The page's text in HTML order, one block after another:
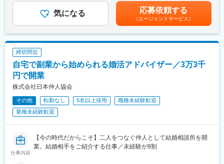
・一顧客一担当制：お客様の想いを「かたち」にするため、新規
接客から当日の進行、装飾のテーマ、料理やサービスまで1人のウ
ェディングプランナーが一貫してプロデュースするのが当社の魅
・ブライダル業界最大手で、自社商品をフルに活用し、お客様の
「未来への一歩」をトータルコーディネートできます。
・社員の意欲や可能性を信じて様々なミッションを任せる企業風
土があり、長期的に様々なキャリアの挑戦が可能です。
変更の範囲：会社の定める業務
【マネージャー】
◆式場の業績管理
お客様の組数・成約数・成約率・単価・売上・原価・販管費・利
益などを算出し、データを細かく分析し各月・四半期・半期・通
年の目標クリアに向けて、各セクションと連携をとり動いていき
ます。
◆各セクションのマネジメント業務
プランナーから料理、装花、美容、衣装、写真撮影など、各部署
のリーダーやスタッフと連携を取りながら、店舗全体のマネジメ
ントを行います。
◆スタッフの採用・教育
各部署から状況をヒアリングし、必要に応じて採用活動を実施し
ていただきます。求人の媒体選定から取材対応まで幅広く手がけ
ます。また教育スケジュールに基づき、採用の進捗管理や育成も
担って頂きます。
◆イベントの企画や実施のサポート
は年齢、ご経験スキルを考慮のうえ、決定します。月間30時間の
みなし残業時間を超過した分は残業手当を支給■昇給:年2回■賞与:
年2回賃金はあくまでも目安の金額であり、選考を通じて上下する
可能性があります。月給(月額)は固定手当を含めた表記です。
気になる 応募依頼する
（エージェントサービス）
締切間近
自宅で副業から始められる婚活アドバイザー／3万3千
円で開業
株式会社日本仲人協会
その他 転勤なし 5名以上採用
職種未経験歓迎
業種未経験歓迎
仕事内容
【今の時代だからこそ】二人をつなぐ仲人として結婚相談所を開
業。結婚相手をご紹介する仕事／未経験が9割